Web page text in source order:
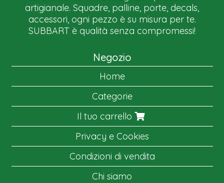
artigianale. Squadre, palline, porte, decals,
accessori, ogni pezzo è su misura per te.
SUBBART è qualità senza compromessi!
Negozio
Home
Categorie
Il tuo carrello
Privacy e Cookies
Condizioni di vendita
Chi siamo